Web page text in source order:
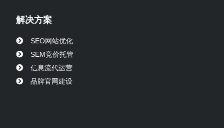
解决方案
SEO网站优化
SEM竞价托管
信息流代运营
品牌官网建设